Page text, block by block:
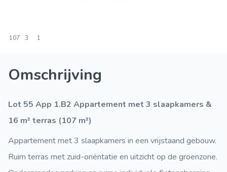
107 3 1
Omschrijving
Lot 55 App 1.B2 Appartement met 3 slaapkamers &
16 m² terras (107 m²)
Appartement met 3 slaapkamers in een vrijstaand gebouw.
Ruim terras met zuid-oriëntatie en uitzicht op de groenzone.